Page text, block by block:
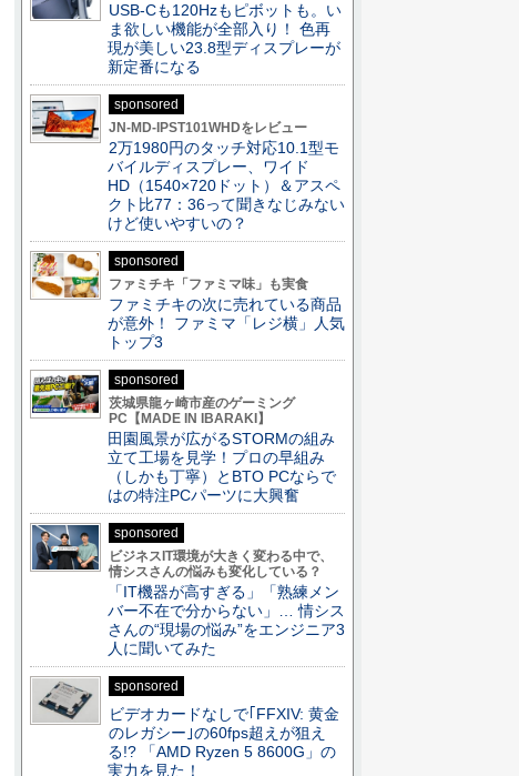
USB-Cも120Hzもピボットも。い
ま欲しい機能が全部入り！ 色再
現が美しい23.8型ディスプレーが
新定番になる
sponsored
JN-MD-IPST101WHDをレビュー
2万1980円のタッチ対応10.1型モ
バイルディスプレー、ワイド
HD（1540×720ドット）＆アスペ
クト比77：36って聞きなじみない
けど使いやすいの？
sponsored
ファミチキ「ファミマ味」も実食
ファミチキの次に売れている商品
が意外！ ファミマ「レジ横」人気
トップ3
sponsored
茨城県龍ヶ崎市産のゲーミング
PC【MADE IN IBARAKI】
田園風景が広がるSTORMの組み
立て工場を見学！プロの早組み
（しかも丁寧）とBTO PCならで
はの特注PCパーツに大興奮
sponsored
ビジネスIT環境が大きく変わる中で、
情シスさんの悩みも変化している？
「IT機器が高すぎる」「熟練メン
バー不在で分からない」… 情シス
さんの“現場の悩み”をエンジニア3
人に聞いてみた
sponsored
ビデオカードなしで｢FFXIV: 黄金
のレガシー｣の60fps超えが狙え
る!? 「AMD Ryzen 5 8600G」の
実力を見た！